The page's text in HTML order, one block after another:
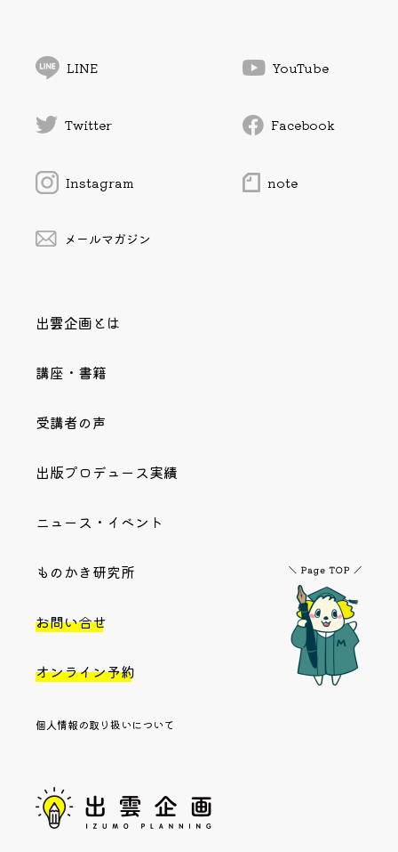
LINE YouTube
Twitter Facebook
Instagram note
メールマガジン
出雲企画とは
講座・書籍
受講者の声
出版プロデュース実績
ニュース・イベント
ものかき研究所
お問い合せ
オンライン予約
個人情報の取り扱いについて